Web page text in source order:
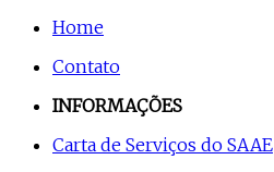
Home
Contato
INFORMAÇÕES
Carta de Serviços do SAAE